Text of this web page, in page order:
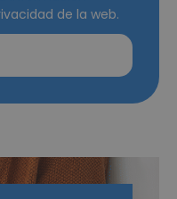
de la web.